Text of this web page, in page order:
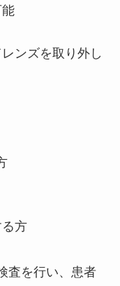
ンズを取り外し
方
査を行い、患者